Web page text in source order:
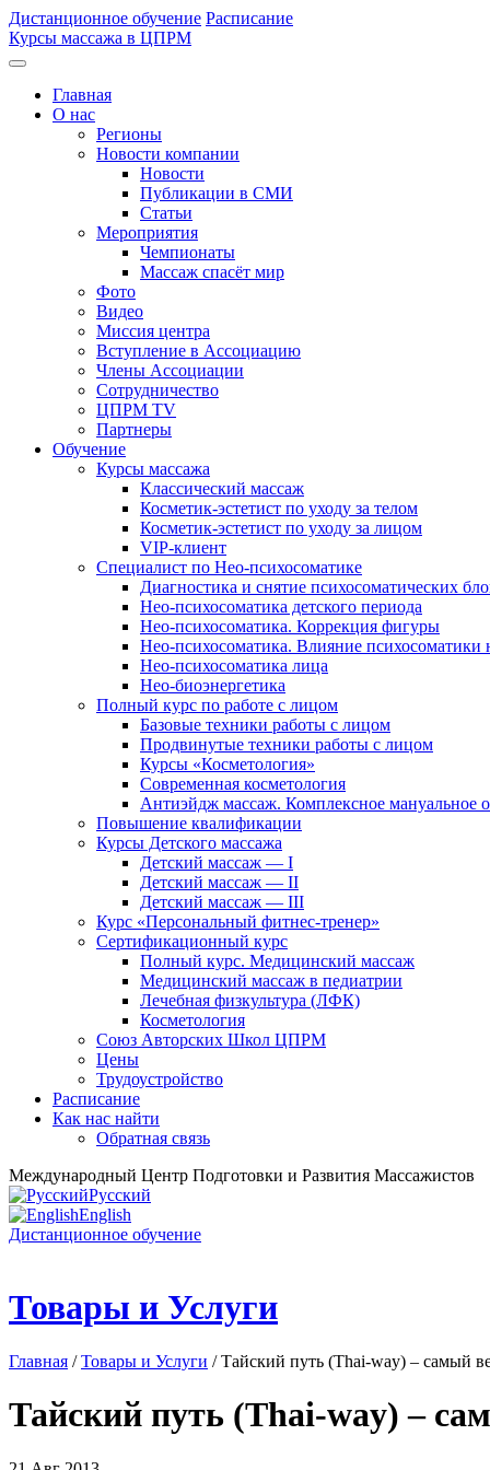
Дистанционное обучение Расписание
Курсы массажа в ЦПРМ
Главная
О нас
Регионы
Новости компании
Новости
Публикации в СМИ
Статьи
Мероприятия
Чемпионаты
Массаж спасёт мир
Фото
Видео
Миссия центра
Вступление в Ассоциацию
Члены Ассоциации
Сотрудничество
ЦПРМ TV
Партнеры
Oбучение
Курсы массажа
Классический массаж
Косметик-эстетист по уходу за телом
Косметик-эстетист по уходу за лицом
VIP-клиент
Специалист по Нео-психосоматике
Диагностика и снятие психосоматических
Нео-психосоматика детского периода
Нео-психосоматика. Коррекция фигуры
Нео-психосоматика. Влияние
Нео-психосоматика лица
Нео-биоэнергетика
Полный курс по работе с лицом
Базовые техники работы с лицом
Продвинутые техники работы с лицом
Курсы «Косметология»
Современная косметология
Антиэйдж массаж. Комплексное мануальное
Повышение квалификации
Курсы Детского массажа
Детский массаж — I
Детский массаж — II
Детский массаж — III
Курс «Персональный фитнес-тренер»
Сертификационный курс
Полный курс. Медицинский массаж
Медицинский массаж в педиатрии
Лечебная физкультура (ЛФК)
Косметология
Союз Авторских Школ ЦПРМ
Цены
Трудоустройство
Расписание
Как нас найти
Обратная связь
Международный Центр Подготовки и Развития Массажистов
Русский
English
Дистанционное обучение
Товары и Услуги
Главная /Товары и Услуги / Тайский путь (Thai-way) – самый
Тайский путь (Thai-way) –